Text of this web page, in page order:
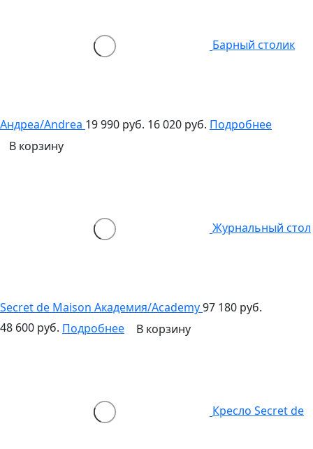
Барный столик
Андреа/Andrea 19 990 руб. 16 020 руб. Подробнее
В корзину
Журнальный стол
Secret de Maison Академия/Academy97 180 руб.
48 600 руб. Подробнее В корзину
Кресло Secret de